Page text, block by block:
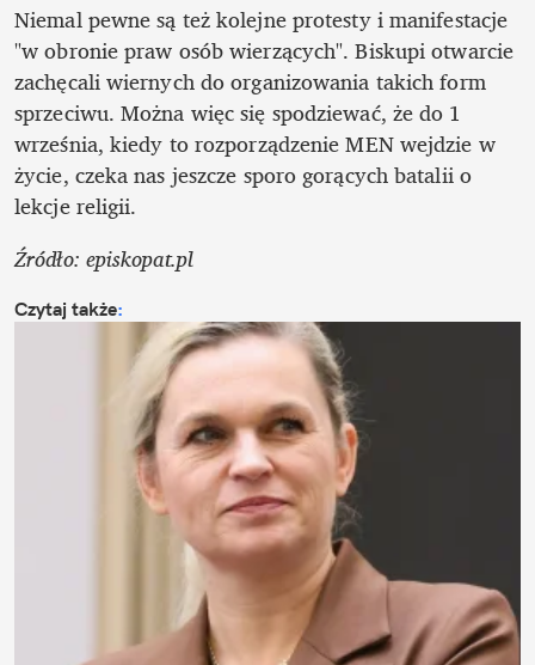
Niemal pewne są też kolejne protesty i manifestacje
"w obronie praw osób wierzących". Biskupi otwarcie
zachęcali wiernych do organizowania takich form
sprzeciwu. Można więc się spodziewać, że do 1
września, kiedy to rozporządzenie MEN wejdzie w
życie, czeka nas jeszcze sporo gorących batalii o
lekcje religii.
Źródło: episkopat.pl
Czytaj także: